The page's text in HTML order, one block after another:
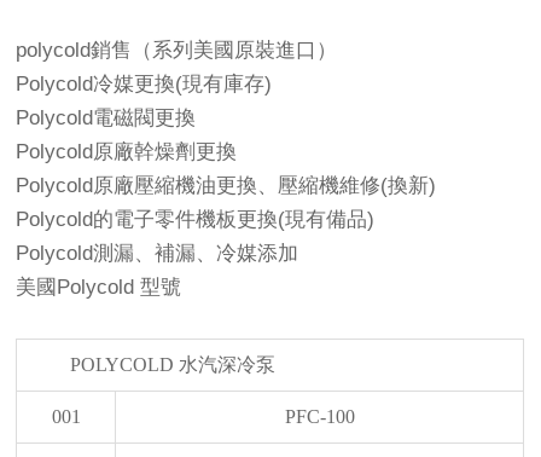
polycold銷售（系列美國原裝進口）
Polycold冷媒更換(現有庫存)
Polycold電磁閥更換
Polycold原廠幹燥劑更換
Polycold原廠壓縮機油更換、壓縮機維修(換新)
Polycold的電子零件機板更換(現有備品)
Polycold測漏、補漏、冷媒添加
美國Polycold 型號
POLYCOLD 水汽深冷泵
001 PFC-100